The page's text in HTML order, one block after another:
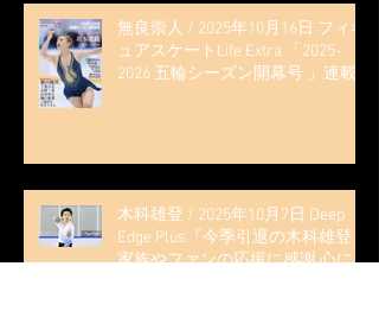
無良崇人 / 2025年10月16日 フィギ
ュアスケートLife Extra 「2025-
2026 五輪シーズン開幕号 」連載
木科雄登 / 2025年10月7日 Deep
Edge Plus『今季引退の木科雄登、
家族やファンの応援に感謝 心に響